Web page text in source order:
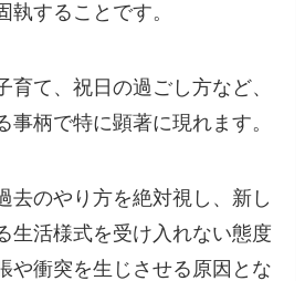
執することです。
育て、祝日の過ごし方など、
事柄で特に顕著に現れます。
去のやり方を絶対視し、新し
生活様式を受け入れない態度
や衝突を生じさせる原因とな